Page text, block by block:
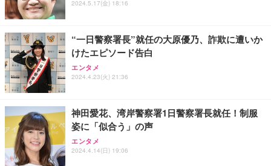
対応 ブラック TK-QT30DMBK
グモニター QD 24.5インチ 1ms FHD 量子ドット 残
レビ録画/デスクトップ/ラップトップ適用 (3)容量:2T
2024.5.17(金) 18:16
“一日警察署長”就任の大原優乃、詐欺に遭いか
けたエピソード告白
エンタメ
2024.4.23(火) 21:36
神田愛花、湾岸警察署1日警察署長就任！制服
姿に「似合う」の声
エンタメ
2024.4.14(日) 19:06